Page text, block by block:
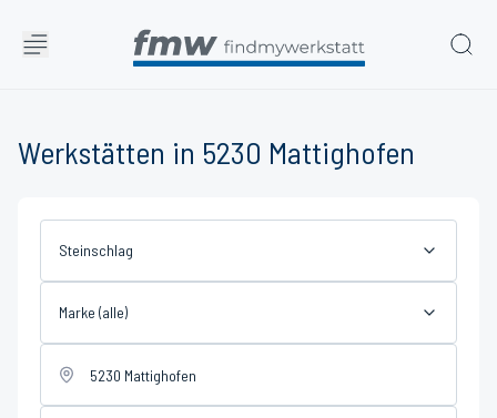
Werkstätten in 5230 Mattighofen
Steinschlag
Marke (alle)